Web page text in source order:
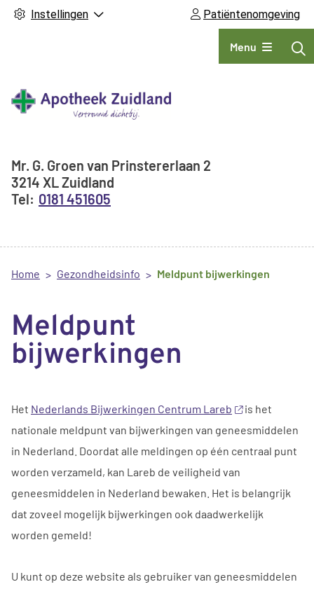
Instellingen Patiëntenomgeving
Hoofdmenu
Menu
Adresgegevens
Mr. G. Groen van Prinstererlaan 2
3214 XLZuidland
0181 451605
Home Gezondheidsinfo Meldpunt bijwerkingen
Meldpunt
bijwerkingen
Het Nederlands Bijwerkingen Centrum Lareb
is het
nationale meldpunt van bijwerkingen van geneesmiddelen
in Nederland. Doordat alle meldingen op één centraal punt
worden verzameld, kan Lareb de veiligheid van
geneesmiddelen in Nederland bewaken. Het is belangrijk
dat zoveel mogelijk bijwerkingen ook daadwerkelijk
worden gemeld!
U kunt op deze website als gebruiker van geneesmiddelen